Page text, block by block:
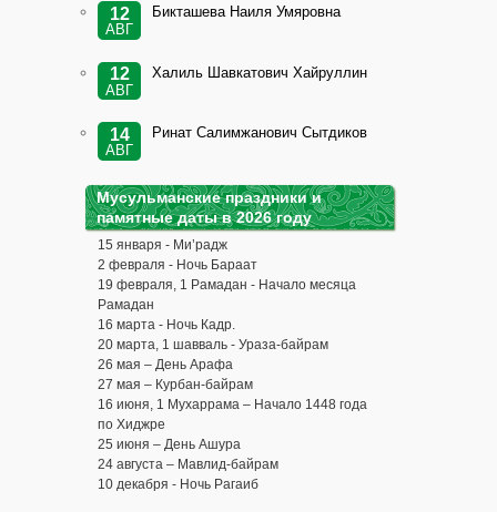
12
АВГ
Бикташева Наиля Умяровна
12
АВГ
Халиль Шавкатович Хайруллин
14
АВГ
Ринат Салимжанович Сытдиков
Мусульманские праздники и
памятные даты в 2026 году
15 января - Ми’радж
2 февраля - Ночь Бараат
19 февраля, 1 Рамадан - Начало месяца
Рамадан
16 марта - Ночь Кадр.
20 марта, 1 шавваль - Ураза-байрам
26 мая – День Арафа
27 мая – Курбан-байрам
16 июня, 1 Мухаррама – Начало 1448 года
по Хиджре
25 июня – День Ашура
24 августа – Мавлид-байрам
10 декабря - Ночь Рагаиб